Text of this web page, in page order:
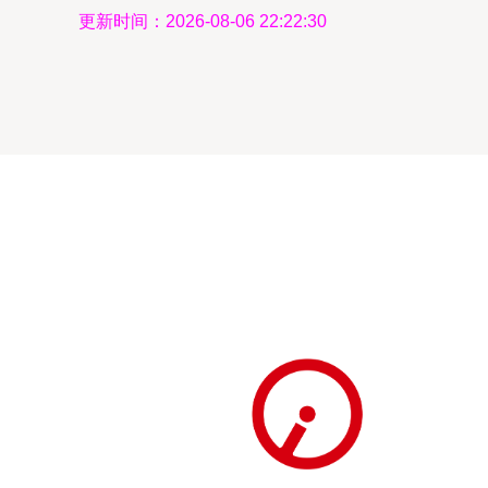
更新时间：2026-08-06 22:22:30